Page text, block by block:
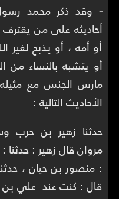
- وقد ذكر محمد
أحاديثه على من يقترف
أو أمه ، أو يذبح لغير
أو يتشبه بالنساء من
مارس الجنس مع
الأحاديث التالية :
حدثنا ‏زهير بن حرب
‏‏مروان ‏قال ‏‏زهير ‏: حدثنا
:‏ منصور بن حيان ‏،
‏قال ‏: كنت عند ‏ علي بن